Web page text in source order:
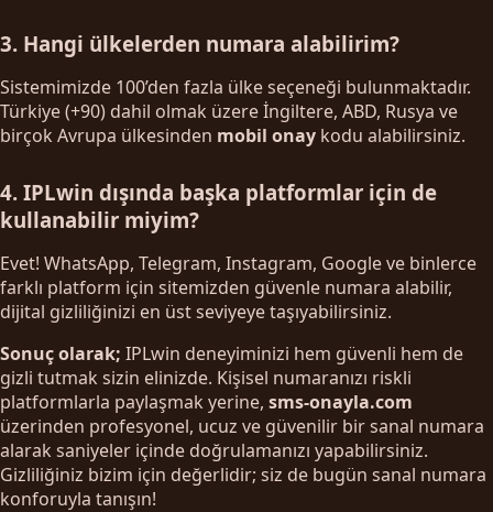
3. Hangi ülkelerden numara alabilirim?
Sistemimizde 100’den fazla ülke seçeneği bulunmaktadır.
Türkiye (+90) dahil olmak üzere İngiltere, ABD, Rusya ve
birçok Avrupa ülkesinden mobil onay kodu alabilirsiniz.
4. IPLwin dışında başka platformlar için de
kullanabilir miyim?
Evet! WhatsApp, Telegram, Instagram, Google ve binlerce
farklı platform için sitemizden güvenle numara alabilir,
dijital gizliliğinizi en üst seviyeye taşıyabilirsiniz.
Sonuç olarak; IPLwin deneyiminizi hem güvenli hem de
gizli tutmak sizin elinizde. Kişisel numaranızı riskli
platformlarla paylaşmak yerine, sms-onayla.com
üzerinden profesyonel, ucuz ve güvenilir bir sanal numara
alarak saniyeler içinde doğrulamanızı yapabilirsiniz.
Gizliliğiniz bizim için değerlidir; siz de bugün sanal numara
konforuyla tanışın!